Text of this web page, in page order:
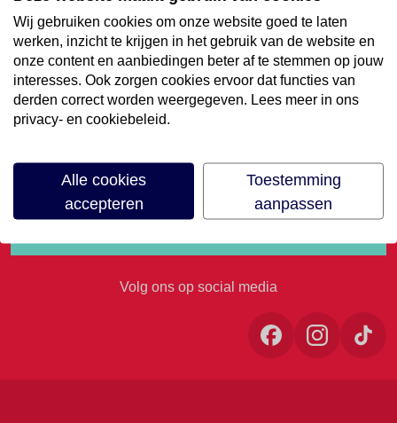
€35,- korting op je
volgende vakantie
Meld je aan voor onze nieuwsbrief
Volg ons op social media
Wij gebruiken cookies om onze website goed te laten
werken, inzicht te krijgen in het gebruik van de website en
onze content en aanbiedingen beter af te stemmen op jouw
interesses. Ook zorgen cookies ervoor dat functies van
derden correct worden weergegeven. Lees meer in ons
privacy- en cookiebeleid.
Alle cookies
accepteren
Toestemming
aanpassen